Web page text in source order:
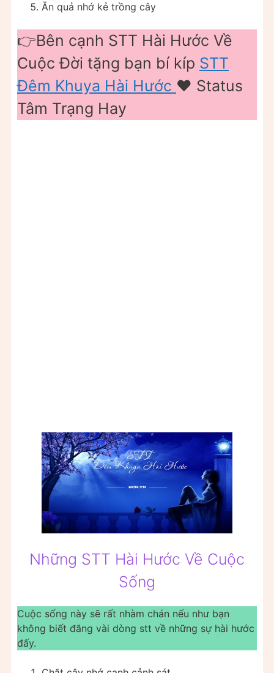
Ăn quả nhớ kẻ trồng cây
👉Bên cạnh STT Hài Hước Về
Cuộc Đời tặng bạn bí kíp STT
Đêm Khuya Hài Hước ❤️️ Status
Tâm Trạng Hay
Những STT Hài Hước Về Cuộc
Sống
Cuộc sống này sẽ rất nhàm chán nếu như bạn
không biết đăng vài dòng stt về những sự hài hước
đấy.